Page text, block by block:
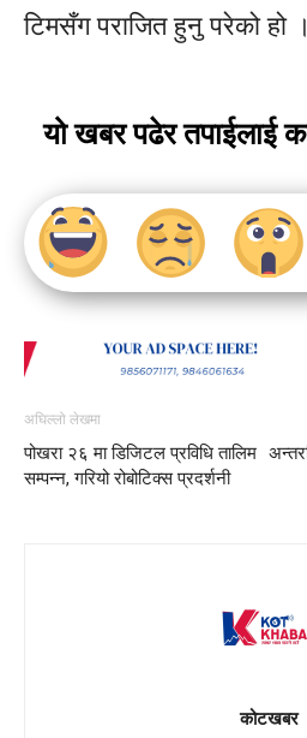
टिमसँगपराजित हुनु परेको हो ।
यो खबर पढेर तपाईलाई
अघिल्लो लेखमा
पोखरा २६ मा डिजिटल प्रविधि तालिम
सम्पन्न, गरियो रोबोटिक्स प्रदर्शनी
कोटखबर